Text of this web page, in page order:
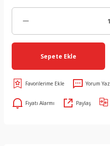
Sepete Ekle
Yorum Yaz
Fiyatı Alarmı Paylaş